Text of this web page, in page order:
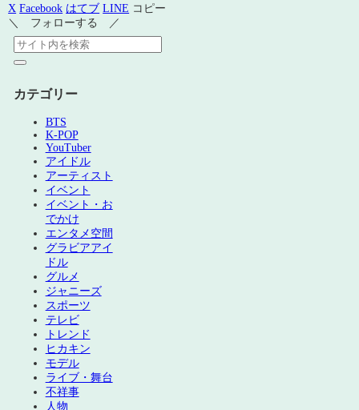
X Facebook はてブ LINE コピー
＼ フォローする ／
カテゴリー
BTS
K-POP
YouTuber
アイドル
アーティスト
イベント
イベント・お
でかけ
エンタメ空間
グラビアアイ
ドル
グルメ
ジャニーズ
スポーツ
テレビ
トレンド
ヒカキン
モデル
ライブ・舞台
不祥事
人物